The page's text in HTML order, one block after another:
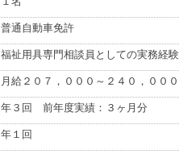
普通自動車免許
福祉用具専門相談員としての実務経験
月給２０７，０００～２４０，００
年３回 前年度実績：３ヶ月分
年１回